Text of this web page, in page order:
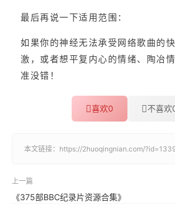
最后再说一下适用范围：
如果你的神经无法承受网络歌曲的
激，或者想平复内心的情绪、陶冶
准没错！
喜欢0 不喜欢
本文链接： https://2huoqingnian.com/
上一篇
《375部BBC纪录片资源合集》